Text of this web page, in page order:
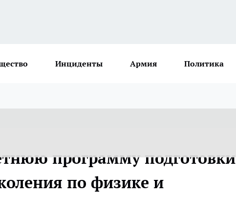
Инциденты Армия Политика
программу подготовки
по физике и